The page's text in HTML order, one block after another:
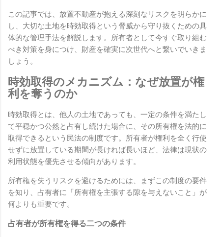
この記事では、放置不動産が抱える深刻なリスクを明らかに
し、大切な土地を時効取得という脅威から守り抜くための具
体的な管理手法を解説します。所有者として今すぐ取り組む
べき対策を身につけ、財産を確実に次世代へと繋いでいきま
しょう。
時効取得のメカニズム：なぜ放置が権
利を奪うのか
時効取得とは、他人の土地であっても、一定の条件を満たし
て平穏かつ公然と占有し続けた場合に、その所有権を法的に
取得できるという民法の制度です。所有者が権利を全く行使
せずに放置している期間が長ければ長いほど、法律は現状の
利用状態を優先させる傾向があります。
所有権を失うリスクを避けるためには、まずこの制度の要件
を知り、占有者に「所有権を主張する隙を与えないこと」が
何よりも重要です。
占有者が所有権を得る二つの条件